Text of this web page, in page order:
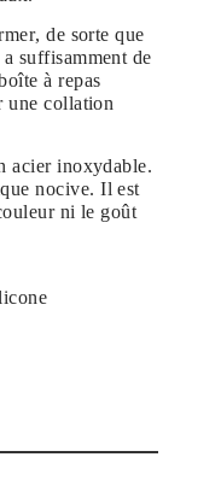
, de sorte que
suffisamment de
à repas
une collation
acier inoxydable.
nocive. Il est
ni le goût